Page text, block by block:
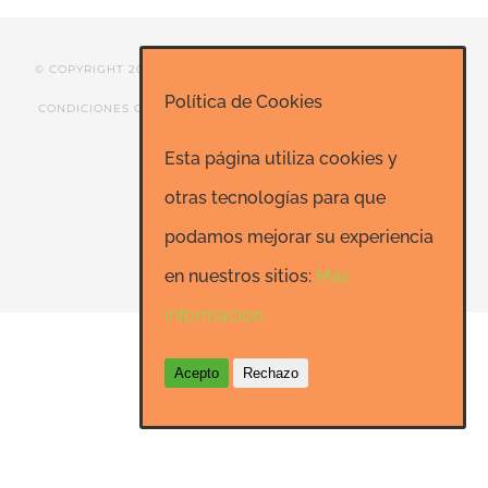
© COPYRIGHT 2020 ESCUELA DE RISOTERAPIA DE MADRID |
CONDICIONES GENERALES|CONTACTO|
24h.net
FacebookLinkedInYouTube
Política de Cookies
Esta página utiliza cookies y
otras tecnologías para que
podamos mejorar su experiencia
en nuestros sitios: Más
información.
Acepto Rechazo